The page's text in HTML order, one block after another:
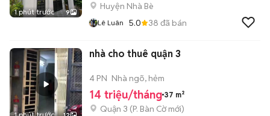
1 phút trước 9
Huyện Nhà Bè
Lê Luân 5.0 38 đã bán
nhà cho thuê quận 3
4 PN Nhà ngõ, hẻm
14 triệu/tháng 37 m²
Quận 3 (P. Bàn Cờmới)